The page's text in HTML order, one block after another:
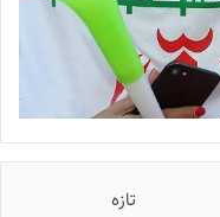
تازه